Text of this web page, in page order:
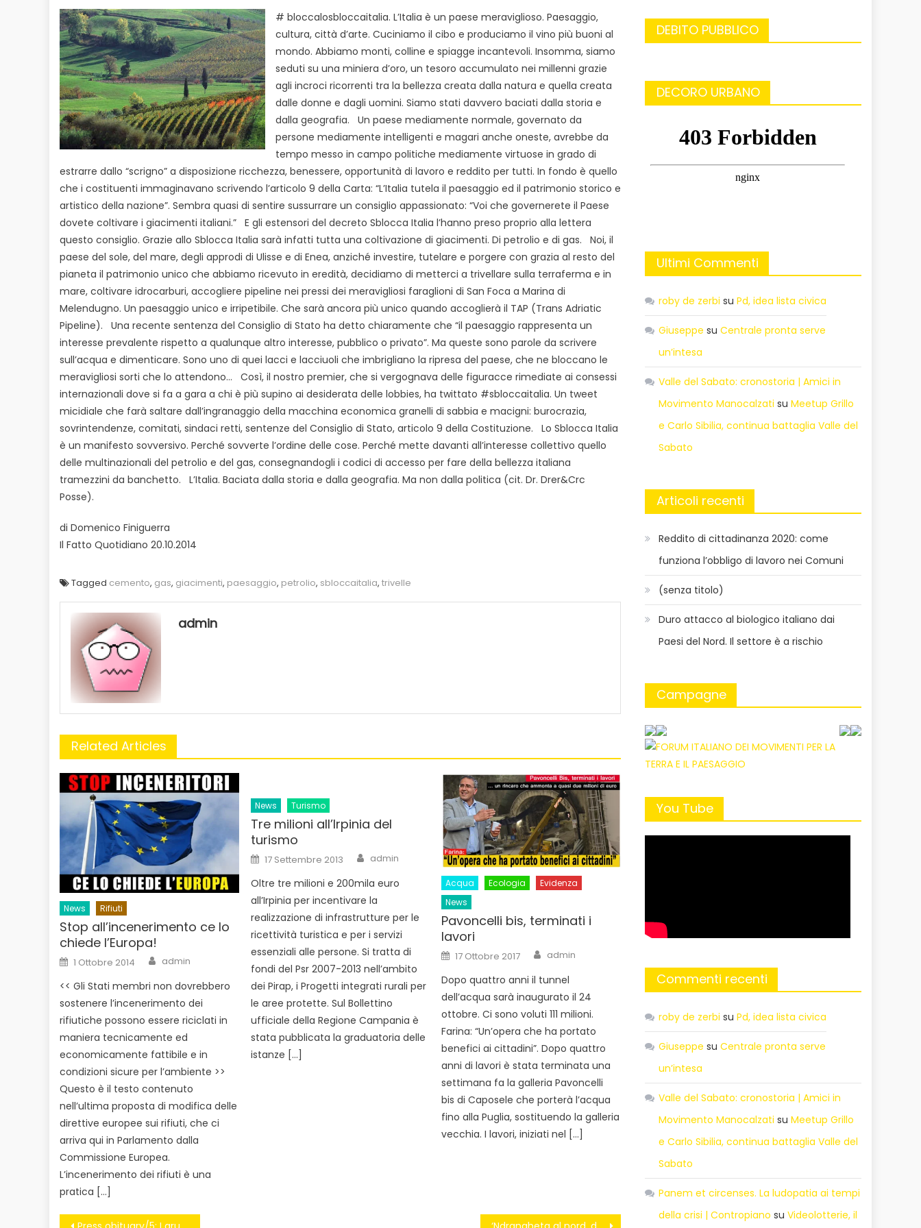
# bloccalosbloccaitalia. L’Italia è un paese meraviglioso. Paesaggio,
cultura, città d’arte. Cuciniamo il cibo e produciamo il vino più buoni al
mondo. Abbiamo monti, colline e spiagge incantevoli. Insomma, siamo
seduti su una miniera d’oro, un tesoro accumulato nei millenni grazie
agli incroci ricorrenti tra la bellezza creata dalla natura e quella creata
dalle donne e dagli uomini. Siamo stati davvero baciati dalla storia e
dalla geografia.
Un paese mediamente normale, governato da
persone mediamente intelligenti e magari anche oneste, avrebbe da
tempo messo in campo politiche mediamente virtuose in grado di
estrarre dallo “scrigno” a disposizione ricchezza, benessere, opportunità di lavoro e reddito per tutti. In fondo è quello
che i costituenti immaginavano scrivendo l’articolo 9 della Carta: “L’Italia tutela il paesaggio ed il patrimonio storico e
artistico della nazione”. Sembra quasi di sentire sussurrare un consiglio appassionato: “Voi che governerete il Paese
dovete coltivare i giacimenti italiani.” E gli estensori del decreto Sblocca Italia l’hanno preso proprio alla lettera
questo consiglio. Grazie allo Sblocca Italia sarà infatti tutta una coltivazione di giacimenti. Di petrolio e di gas.
Noi, il
paese del sole, del mare, degli approdi di Ulisse e di Enea, anziché investire, tutelare e porgere con grazia al resto del
pianeta il patrimonio unico che abbiamo ricevuto in eredità, decidiamo di metterci a trivellare sulla terraferma e in
mare, coltivare idrocarburi, accogliere pipeline nei pressi dei meravigliosi faraglioni di San Foca a Marina di
Melendugno. Un paesaggio unico e irripetibile. Che sarà ancora più unico quando accoglierà il TAP (Trans Adriatic
Pipeline).
Una recente sentenza del Consiglio di Stato ha detto chiaramente che “il paesaggio rappresenta un
interesse prevalente rispetto a qualunque altro interesse, pubblico o privato”. Ma queste sono parole da scrivere
sull’acqua e dimenticare. Sono uno di quei lacci e lacciuoli che imbrigliano la ripresa del paese, che ne bloccano le
meravigliosi sorti che lo attendono…
Così, il nostro premier, che si vergognava delle figuracce rimediate ai consessi
internazionali dove si fa a gara a chi è più supino ai desiderata delle lobbies, ha twittato #sbloccaitalia. Un tweet
micidiale che farà saltare dall’ingranaggio della macchina economica granelli di sabbia e macigni: burocrazia,
sovrintendenze, comitati, sindaci retti, sentenze del Consiglio di Stato, articolo 9 della Costituzione.
Lo Sblocca Italia
è un manifesto sovversivo. Perché sovverte l’ordine delle cose. Perché mette davanti all’interesse collettivo quello
delle multinazionali del petrolio e del gas, consegnandogli i codici di accesso per fare della bellezza italiana
tramezzini da banchetto.
L’Italia. Baciata dalla storia e dalla geografia. Ma non dalla politica (cit. Dr. Drer&Crc
Posse).
di Domenico Finiguerra
Il Fatto Quotidiano 20.10.2014
Tagged cemento, gas, giacimenti, paesaggio, petrolio, sbloccaitalia, trivelle
admin
Related Articles
News Rifiuti
Stop all’incenerimento ce lo
chiede l’Europa!
Posted
on
1 Ottobre 2014 Author
admin
<< Gli Stati membri non dovrebbero
sostenere l’incenerimento dei
rifiutiche possono essere riciclati in
maniera tecnicamente ed
economicamente fattibile e in
condizioni sicure per l’ambiente >>
Questo è il testo contenuto
nell’ultima proposta di modifica delle
direttive europee sui rifiuti, che ci
arriva qui in Parlamento dalla
Commissione Europea.
L’incenerimento dei rifiuti è una
pratica […]
News Turismo
Tre milioni all’Irpinia del
turismo
Posted
on
17 Settembre 2013 Author
admin
Oltre tre milioni e 200mila euro
all’Irpinia per incentivare la
realizzazione di infrastrutture per le
ricettività turistica e per i servizi
essenziali alle persone. Si tratta di
fondi del Psr 2007-2013 nell’ambito
dei Pirap, i Progetti integrati rurali per
le aree protette. Sul Bollettino
ufficiale della Regione Campania è
stata pubblicata la graduatoria delle
istanze […]
Acqua Ecologia
Evidenza
News
Pavoncelli bis, terminati i
lavori
Posted
on
17 Ottobre 2017 Author
admin
Dopo quattro anni il tunnel
dell’acqua sarà inaugurato il 24
ottobre. Ci sono voluti 111 milioni.
Farina: “Un’opera che ha portato
benefici ai cittadini”. Dopo quattro
anni di lavori è stata terminata una
settimana fa la galleria Pavoncelli
bis di Caposele che porterà l’acqua
fino alla Puglia, sostituendo la galleria
vecchia. I lavori, iniziati nel […]
DEBITO PUBBLICO
DECORO URBANO
Ultimi Commenti
roby de zerbi suPd, idea lista civica
Giuseppe suCentrale pronta serve
un’intesa
Valle del Sabato: cronostoria | Amici in
Movimento Manocalzati suMeetup Grillo
e Carlo Sibilia, continua battaglia Valle del
Sabato
Articoli recenti
Reddito di cittadinanza 2020: come
funziona l’obbligo di lavoro nei Comuni
(senza titolo)
Duro attacco al biologico italiano dai
Paesi del Nord. Il settore è a rischio
Campagne
You Tube
Commenti recenti
roby de zerbi suPd, idea lista civica
Giuseppe suCentrale pronta serve
un’intesa
Valle del Sabato: cronostoria | Amici in
Movimento Manocalzati suMeetup Grillo
e Carlo Sibilia, continua battaglia Valle del
Sabato
Panem et circenses. La ludopatia ai tempi
della crisi | Contropiano suVideolotterie, il